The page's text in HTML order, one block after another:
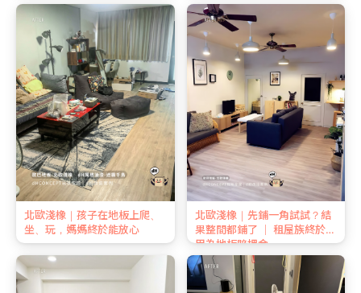
北歐淺橡｜孩子在地板上爬、
坐、玩，媽媽終於能放心
北歐淺橡｜先鋪一角試試？結
果整間都鋪了 ｜ 租屋族終於不
用為地板賠押金